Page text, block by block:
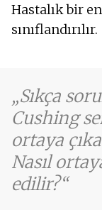
Hafıza
Duygudurum
Yorgunluk
Anksiyete
Yüksek tansiyon
Libidoda azalma
Kan şekeri
Hastalık bir
sınıflandırılır.
Sıkça
Cushing
ortaya
Nasıl
edilir?